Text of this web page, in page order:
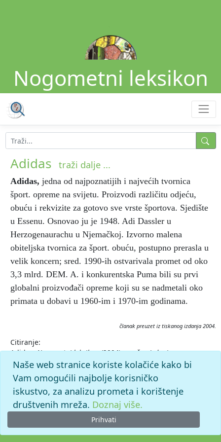
Nogometni leksikon
Adidas traži dalje ...
Adidas, jedna od najpoznatijih i najvećih tvornica
šport. opreme na svijetu. Proizvodi različitu odjeću,
obuću i rekvizite za gotovo sve vrste športova. Sjedište
u Essenu. Osnovao ju je 1948. Adi Dassler u
Herzogenaurachu u Njemačkoj. Izvorno malena
obiteljska tvornica za šport. obuću, postupno prerasla u
velik koncern; sred. 1990-ih ostvarivala promet od oko
3,3 mlrd. DEM. A. i konkurentska Puma bili su prvi
globalni proizvođači opreme koji su se nadmetali oko
primata u dobavi u 1960-im i 1970-im godinama.
članak preuzet iz tiskanog izdanja 2004.
Citiranje:
Adidas.Nogometni leksikon (2004), mrežno izdanje.
Leksikografski zavod Miroslav Krleža, 2026. Pristupljeno
7.8.2026. <https://nogomet.lzmk.hr/clanak/adidas>.
Naše web stranice koriste kolačiće kako bi
Vam omogućili najbolje korisničko
iskustvo, za analizu prometa i korištenje
društvenih mreža. Doznaj više.
Prihvati
© 2026. -Leksikografski zavodMiroslav Krleža